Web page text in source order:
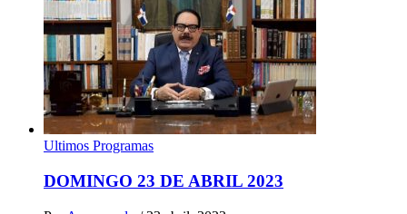
Ultimos Programas
DOMINGO 23 DE ABRIL 2023